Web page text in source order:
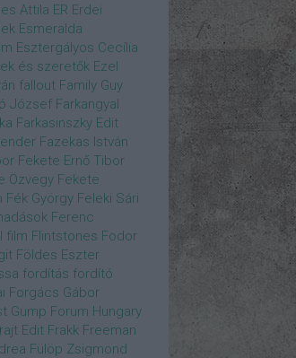
Attila ER Erdei
Esmeralda
Esztergályos Cecília
és szeretők Ezel
fallout Family Guy
József Farkangyal
Farkasinszky Edit
Fazekas István
Fekete Ernő Tibor
Özvegy Fekete
Fék György Feleki Sári
Ferenc
film Flintstones Fodor
Földes Eszter
fordítás fordító
Forgács Gábor
Gump Forum Hungary
Edit Frakk Freeman
Fülöp Zsigmond